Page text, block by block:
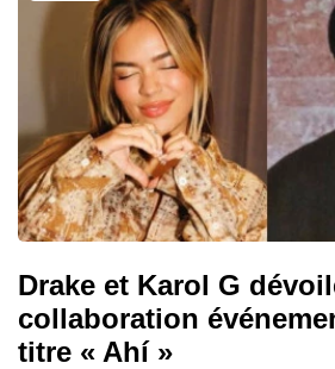
Drake et Karol G
collaboration
titre « Ahí »